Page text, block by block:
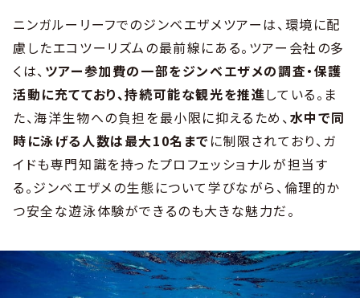
ニンガルーリーフでのジンベエザメツアーは、環境に配
慮したエコツーリズムの最前線にある。ツアー会社の多
くは、 ツアー参加費の一部をジンベエザメの調査・保護
活動に充てており、持続可能な観光を推進している。ま
た、海洋生物への負担を最小限に抑えるため、水中で同
時に泳げる人数は最大10名まで に制限されており、ガ
イドも専門知識を持ったプロフェッショナルが担当す
る。ジンベエザメの生態について学びながら、倫理的か
つ安全な遊泳体験ができるのも大きな魅力だ。